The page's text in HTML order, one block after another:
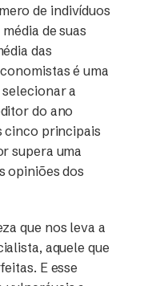
de indivíduos
de suas
das
é uma
a
do ano
cinco principais
supera uma
opiniões dos
que nos leva a
aquele que
E esse